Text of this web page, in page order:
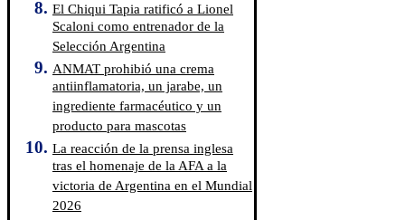
El Chiqui Tapia ratificó a Lionel
Scaloni como entrenador de la
Selección Argentina
ANMAT prohibió una crema
antiinflamatoria, un jarabe, un
ingrediente farmacéutico y un
producto para mascotas
La reacción de la prensa inglesa
tras el homenaje de la AFA a la
victoria de Argentina en el Mundial
2026